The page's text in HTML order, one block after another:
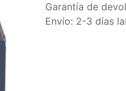
Garantía de
Envío: 2-3 días